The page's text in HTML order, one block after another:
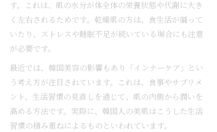
す。これは、肌の水分が体全体の栄養状態や代謝に大き
く左右されるためです。乾燥肌の方は、食生活が偏って
いたり、ストレスや睡眠不足が続いている場合にも注意
が必要です。
最近では、韓国美容の影響もあり「インナーケア」とい
う考え方が注目されています。これは、食事やサプリメ
ント、生活習慣の見直しを通じて、肌の内側から潤いを
高める方法です。実際に、韓国人の美肌はこうした生活
習慣の積み重ねによるものといわれています。